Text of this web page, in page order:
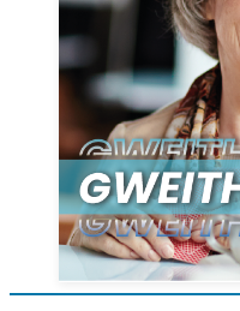
Parhewch i
cysylltiad â